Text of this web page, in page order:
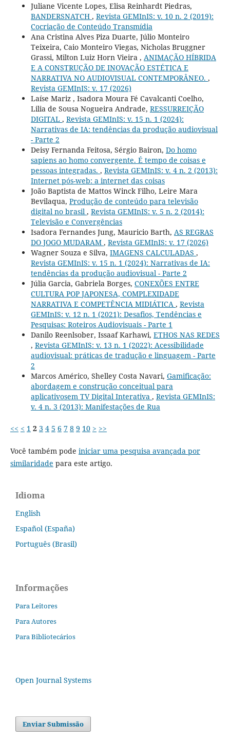
Juliane Vicente Lopes, Elisa Reinhardt Piedras,
BANDERSNATCH , Revista GEMInIS: v. 10 n. 2 (2019):
Cocriação de Conteúdo Transmídia
Ana Cristina Alves Piza Duarte, Júlio Monteiro
Teixeira, Caio Monteiro Viegas, Nicholas Bruggner
Grassi, Milton Luiz Horn Vieira , ANIMAÇÃO HÍBRIDA
E A CONSTRUÇÃO DE INOVAÇÃO ESTÉTICA E
NARRATIVA NO AUDIOVISUAL CONTEMPORÂNEO. ,
Revista GEMInIS: v. 17 (2026)
Laíse Mariz , Isadora Moura Fé Cavalcanti Coelho,
Lilia de Sousa Nogueira Andrade, RESSURREIÇÃO
DIGITAL , Revista GEMInIS: v. 15 n. 1 (2024):
Narrativas de IA: tendências da produção audiovisual
- Parte 2
Deisy Fernanda Feitosa, Sérgio Bairon, Do homo
sapiens ao homo convergente. É tempo de coisas e
pessoas integradas. , Revista GEMInIS: v. 4 n. 2 (2013):
Internet pós-web: a internet das coisas
João Baptista de Mattos Winck Filho, Leire Mara
Bevilaqua, Produção de conteúdo para televisão
digital no brasil , Revista GEMInIS: v. 5 n. 2 (2014):
Televisão e Convergências
Isadora Fernandes Jung, Mauricio Barth, AS REGRAS
DO JOGO MUDARAM , Revista GEMInIS: v. 17 (2026)
Wagner Souza e Silva, IMAGENS CALCULADAS ,
Revista GEMInIS: v. 15 n. 1 (2024): Narrativas de IA:
tendências da produção audiovisual - Parte 2
Júlia Garcia, Gabriela Borges, CONEXÕES ENTRE
CULTURA POP JAPONESA, COMPLEXIDADE
NARRATIVA E COMPETÊNCIA MIDIÁTICA , Revista
GEMInIS: v. 12 n. 1 (2021): Desafios, Tendências e
Pesquisas: Roteiros Audiovisuais - Parte 1
Danilo Reenlsober, Issaaf Karhawi, ETHOS NAS REDES
, Revista GEMInIS: v. 13 n. 1 (2022): Acessibilidade
audiovisual: práticas de tradução e linguagem - Parte
2
Marcos Américo, Shelley Costa Navari, Gamificação:
abordagem e construção conceitual para
aplicativosem TV Digital Interativa , Revista GEMInIS:
v. 4 n. 3 (2013): Manifestações de Rua
<< < 1 2 3 4 5 6 7 8 9 10 > >>
Você também pode iniciar uma pesquisa avançada por
similaridade para este artigo.
Idioma
English
Español (España)
Português (Brasil)
Informações
Para Leitores
Para Autores
Para Bibliotecários
Open Journal Systems
Enviar Submissão